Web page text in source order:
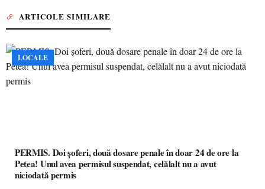
ARTICOLE SIMILARE
LOCALE
PERMIS. Doi șoferi, două dosare penale în doar 24 de ore la
Petea! Unul avea permisul suspendat, celălalt nu a avut
niciodată permis